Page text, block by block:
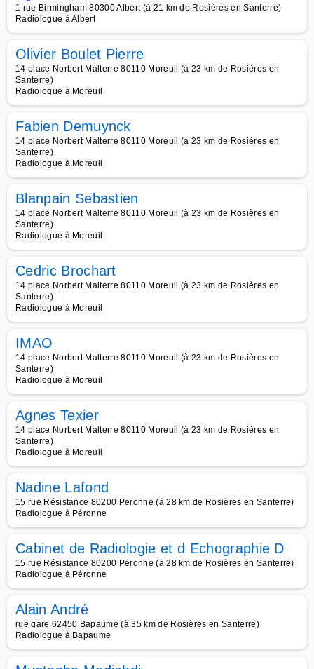
1 rue Birmingham 80300 Albert (à 21 km de Rosières en Santerre)
Radiologue à Albert
Olivier Boulet Pierre
14 place Norbert Malterre 80110 Moreuil (à 23 km de Rosières en
Santerre)
Radiologue à Moreuil
Fabien Demuynck
14 place Norbert Malterre 80110 Moreuil (à 23 km de Rosières en
Santerre)
Radiologue à Moreuil
Blanpain Sebastien
14 place Norbert Malterre 80110 Moreuil (à 23 km de Rosières en
Santerre)
Radiologue à Moreuil
Cedric Brochart
14 place Norbert Malterre 80110 Moreuil (à 23 km de Rosières en
Santerre)
Radiologue à Moreuil
IMAO
14 place Norbert Malterre 80110 Moreuil (à 23 km de Rosières en
Santerre)
Radiologue à Moreuil
Agnes Texier
14 place Norbert Malterre 80110 Moreuil (à 23 km de Rosières en
Santerre)
Radiologue à Moreuil
Nadine Lafond
15 rue Résistance 80200 Peronne (à 28 km de Rosières en Santerre)
Radiologue à Péronne
Cabinet de Radiologie et d Echographie D
15 rue Résistance 80200 Peronne (à 28 km de Rosières en Santerre)
Radiologue à Péronne
Alain André
rue gare 62450 Bapaume (à 35 km de Rosières en Santerre)
Radiologue à Bapaume